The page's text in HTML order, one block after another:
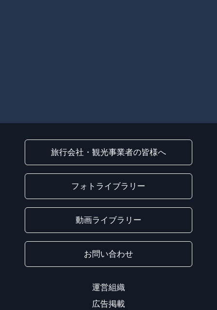
旅行会社・観光事業者の皆様へ
フォトライブラリー
動画ライブラリー
お問い合わせ
運営組織
広告掲載